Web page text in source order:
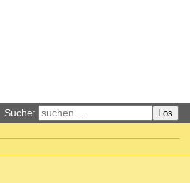
Suche: Los